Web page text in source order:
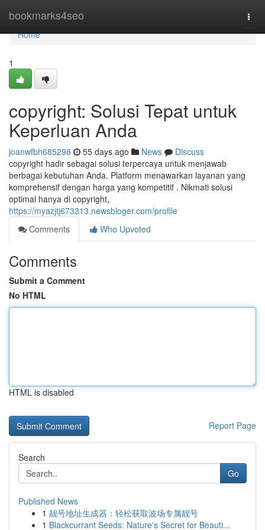
bookmarks4seo
Home
Home
1
copyright: Solusi Tepat untuk
Keperluan Anda
joanwfbh685298 55 days ago News
Discuss
copyright hadir sebagai solusi terpercaya untuk menjawab
berbagai kebutuhan Anda. Platform menawarkan layanan yang
komprehensif dengan harga yang kompetitif . Nikmati solusi
optimal hanya di copyright,
https://myazjtj673313.newsbloger.com/profile
Comments
Who Upvoted
Comments
Submit a Comment
No HTML
HTML is disabled
Report Page
Search
Go
Published News
1 靓号地址生成器：轻松获取波场专属靓号
1 Blackcurrant Seeds: Nature's Secret for Beauti...